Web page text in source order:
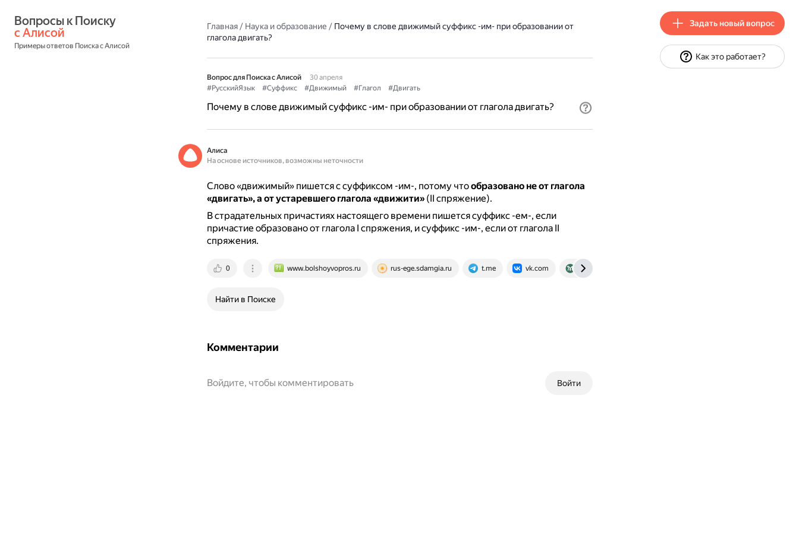
с Алисой
Примеры ответов Поиска с Алисой
Главная/ Наука и образование / Почему в слове движимый суффикс -им- при образовании от
глагола двигать?
Вопрос для Поиска с Алисой
30 апреля
#РусскийЯзык
#Суффикс #Движимый #Глагол #Двигать
Почему в слове движимый суффикс -им- при образовании от глагола двигать?
Алиса
На основе источников, возможны неточности
Слово «движимый» пишется с суффиксом -им-, потому чтообразовано не от глагола
«двигать», а от устаревшего глагола «движити»(II спряжение).
В страдательных причастиях настоящего времени пишется суффикс -ем-, если
причастие образовано от глагола I спряжения, и суффикс -им-, если от глагола II
спряжения.
0 www.bolshoyvopros.ru rus-ege.sdamgia.ru t.me vk.com gramota.ru
Найти в Поиске
Комментарии
Войти
Войдите, чтобы комментировать
Задать новый вопрос
Как это работает?